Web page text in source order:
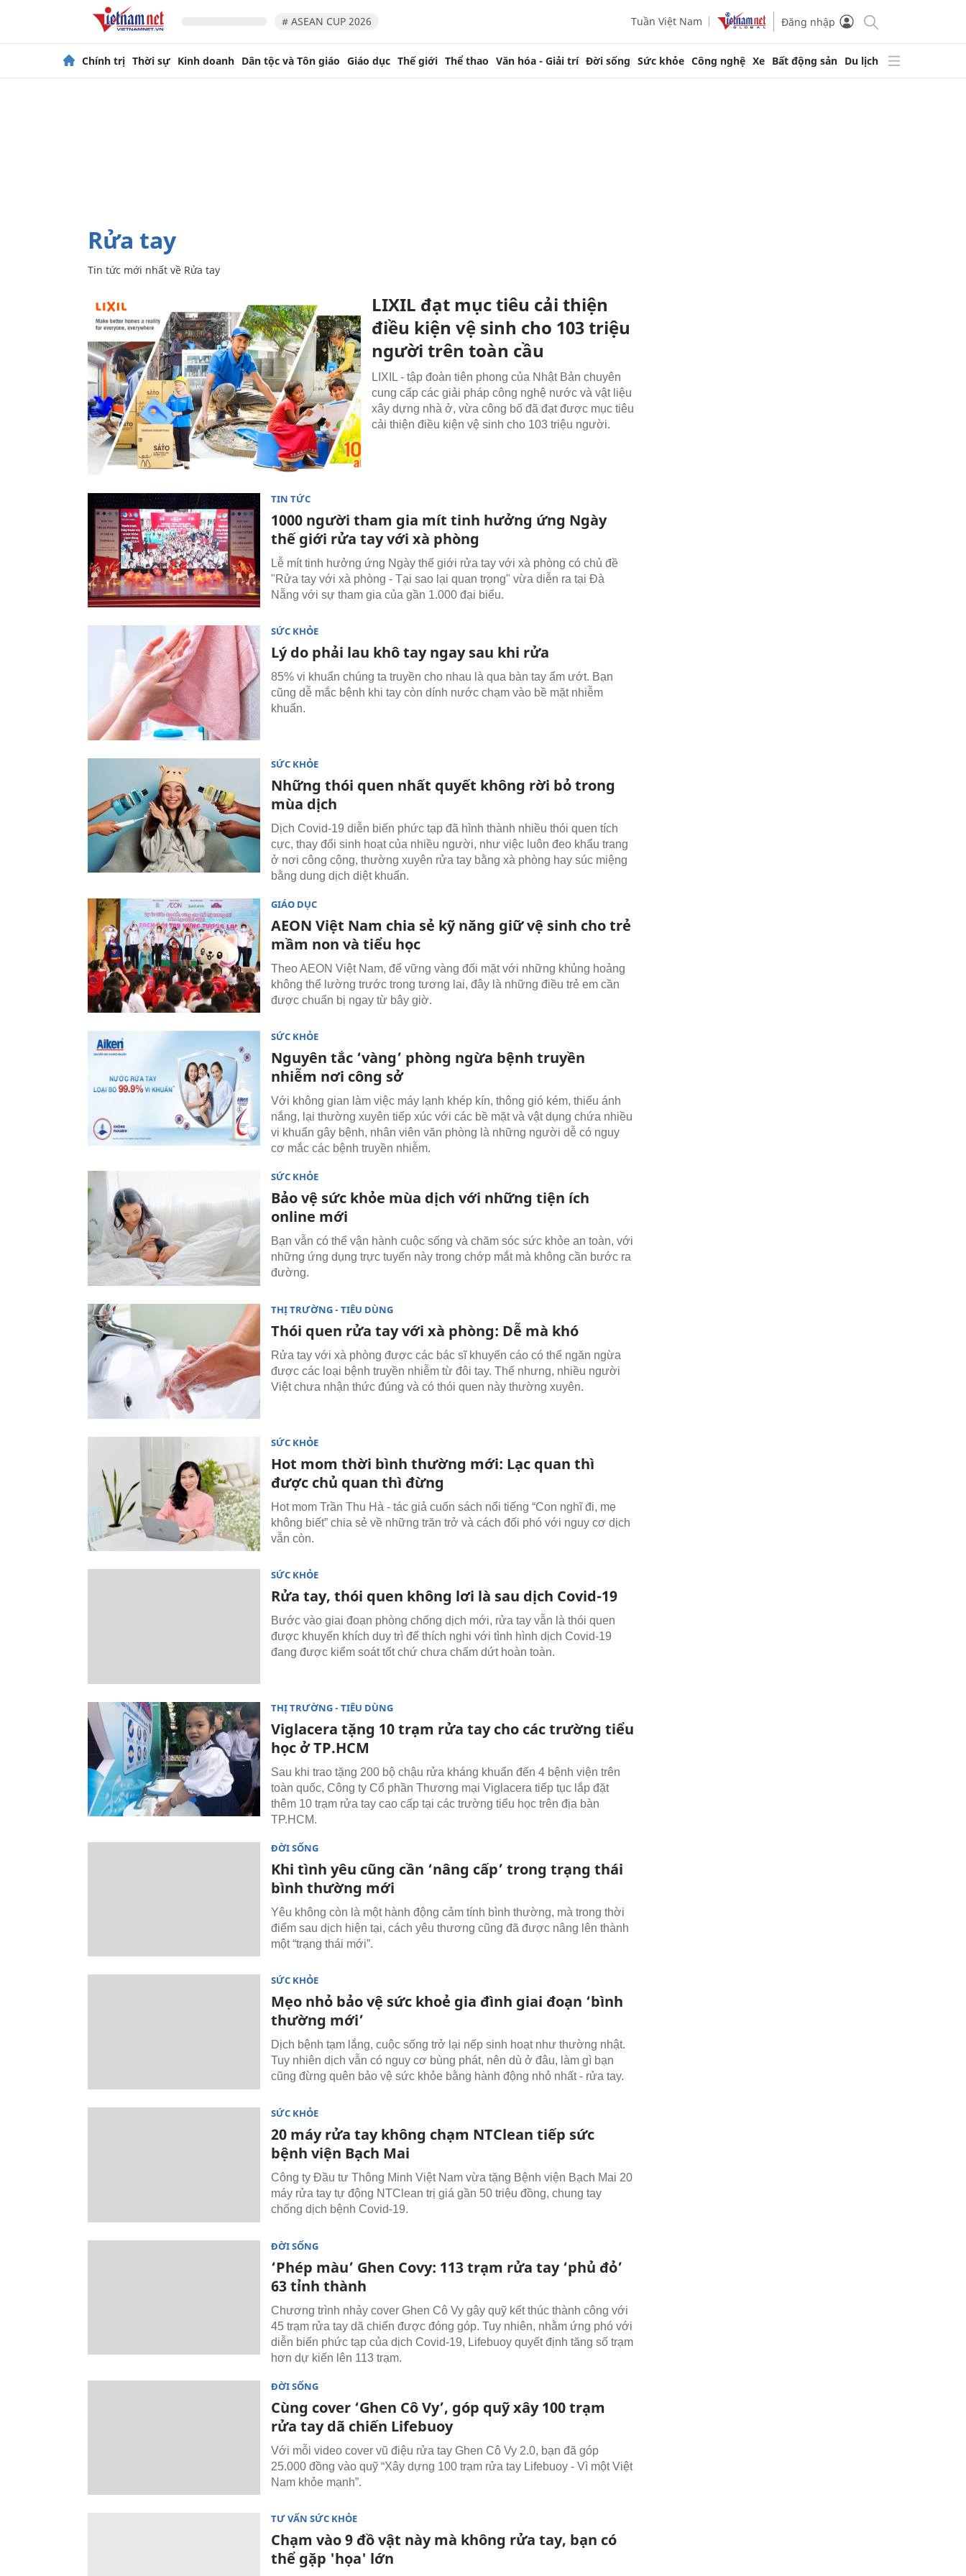
# ASEAN CUP 2026 Tuần Việt Nam Đăng nhập
Chính trị Thời sự Kinh doanh Dân tộc và Tôn giáo Giáo dục Thế giới Thể thao Văn hóa - Giải trí Đời sống Sức khỏe Công nghệ Xe Bất động sản Du lịch
Rửa tay
Tin tức mới nhất về Rửa tay
LIXIL đạt mục tiêu cải thiện
điều kiện vệ sinh cho 103 triệu
người trên toàn cầu
LIXIL - tập đoàn tiên phong của Nhật Bản chuyên
cung cấp các giải pháp công nghệ nước và vật liệu
xây dựng nhà ở, vừa công bố đã đạt được mục tiêu
cải thiện điều kiện vệ sinh cho 103 triệu người.
TIN TỨC
1000 người tham gia mít tinh hưởng ứng Ngày
thế giới rửa tay với xà phòng
Lễ mít tinh hưởng ứng Ngày thế giới rửa tay với xà phòng có chủ đề
"Rửa tay với xà phòng - Tại sao lại quan trọng" vừa diễn ra tại Đà
Nẵng với sự tham gia của gần 1.000 đại biểu.
SỨC KHỎE
Lý do phải lau khô tay ngay sau khi rửa
85% vi khuẩn chúng ta truyền cho nhau là qua bàn tay ẩm ướt. Bạn
cũng dễ mắc bệnh khi tay còn dính nước chạm vào bề mặt nhiễm
khuẩn.
SỨC KHỎE
Những thói quen nhất quyết không rời bỏ trong
mùa dịch
Dịch Covid-19 diễn biến phức tạp đã hình thành nhiều thói quen tích
cực, thay đổi sinh hoạt của nhiều người, như việc luôn đeo khẩu trang
ở nơi công cộng, thường xuyên rửa tay bằng xà phòng hay súc miệng
bằng dung dịch diệt khuẩn.
GIÁO DỤC
AEON Việt Nam chia sẻ kỹ năng giữ vệ sinh cho trẻ
mầm non và tiểu học
Theo AEON Việt Nam, để vững vàng đối mặt với những khủng hoảng
không thể lường trước trong tương lai, đây là những điều trẻ em cần
được chuẩn bị ngay từ bây giờ.
SỨC KHỎE
Nguyên tắc ‘vàng’ phòng ngừa bệnh truyền
nhiễm nơi công sở
Với không gian làm việc máy lạnh khép kín, thông gió kém, thiếu ánh
nắng, lại thường xuyên tiếp xúc với các bề mặt và vật dụng chứa nhiều
vi khuẩn gây bệnh, nhân viên văn phòng là những người dễ có nguy
cơ mắc các bệnh truyền nhiễm.
SỨC KHỎE
Bảo vệ sức khỏe mùa dịch với những tiện ích
online mới
Bạn vẫn có thể vận hành cuộc sống và chăm sóc sức khỏe an toàn, với
những ứng dụng trực tuyến này trong chớp mắt mà không cần bước ra
đường.
THỊ TRƯỜNG - TIÊU DÙNG
Thói quen rửa tay với xà phòng: Dễ mà khó
Rửa tay với xà phòng được các bác sĩ khuyến cáo có thể ngăn ngừa
được các loại bệnh truyền nhiễm từ đôi tay. Thế nhưng, nhiều người
Việt chưa nhận thức đúng và có thói quen này thường xuyên.
SỨC KHỎE
Hot mom thời bình thường mới: Lạc quan thì
được chủ quan thì đừng
Hot mom Trần Thu Hà - tác giả cuốn sách nổi tiếng “Con nghĩ đi, mẹ
không biết” chia sẻ về những trăn trở và cách đối phó với nguy cơ dịch
vẫn còn.
SỨC KHỎE
Rửa tay, thói quen không lơi là sau dịch Covid-19
Bước vào giai đoạn phòng chống dịch mới, rửa tay vẫn là thói quen
được khuyến khích duy trì để thích nghi với tình hình dịch Covid-19
đang được kiểm soát tốt chứ chưa chấm dứt hoàn toàn.
THỊ TRƯỜNG - TIÊU DÙNG
Viglacera tặng 10 trạm rửa tay cho các trường tiểu
học ở TP.HCM
Sau khi trao tặng 200 bộ chậu rửa kháng khuẩn đến 4 bệnh viện trên
toàn quốc, Công ty Cổ phần Thương mại Viglacera tiếp tục lắp đặt
thêm 10 trạm rửa tay cao cấp tại các trường tiểu học trên địa bàn
TP.HCM.
ĐỜI SỐNG
Khi tình yêu cũng cần ‘nâng cấp’ trong trạng thái
bình thường mới
Yêu không còn là một hành động cảm tính bình thường, mà trong thời
điểm sau dịch hiện tại, cách yêu thương cũng đã được nâng lên thành
một “trạng thái mới”.
SỨC KHỎE
Mẹo nhỏ bảo vệ sức khoẻ gia đình giai đoạn ‘bình
thường mới’
Dịch bệnh tạm lắng, cuộc sống trở lại nếp sinh hoạt như thường nhật.
Tuy nhiên dịch vẫn có nguy cơ bùng phát, nên dù ở đâu, làm gì bạn
cũng đừng quên bảo vệ sức khỏe bằng hành động nhỏ nhất - rửa tay.
SỨC KHỎE
20 máy rửa tay không chạm NTClean tiếp sức
bệnh viện Bạch Mai
Công ty Đầu tư Thông Minh Việt Nam vừa tặng Bệnh viện Bạch Mai 20
máy rửa tay tự động NTClean trị giá gần 50 triệu đồng, chung tay
chống dịch bệnh Covid-19.
ĐỜI SỐNG
‘Phép màu’ Ghen Covy: 113 trạm rửa tay ‘phủ đỏ’
63 tỉnh thành
Chương trình nhảy cover Ghen Cô Vy gây quỹ kết thúc thành công với
45 trạm rửa tay dã chiến được đóng góp. Tuy nhiên, nhằm ứng phó với
diễn biến phức tạp của dịch Covid-19, Lifebuoy quyết định tăng số trạm
hơn dự kiến lên 113 trạm.
ĐỜI SỐNG
Cùng cover ‘Ghen Cô Vy’, góp quỹ xây 100 trạm
rửa tay dã chiến Lifebuoy
Với mỗi video cover vũ điệu rửa tay Ghen Cô Vy 2.0, bạn đã góp
25.000 đồng vào quỹ “Xây dựng 100 trạm rửa tay Lifebuoy - Vì một Việt
Nam khỏe mạnh”.
TƯ VẤN SỨC KHỎE
Chạm vào 9 đồ vật này mà không rửa tay, bạn có
thể gặp 'họa' lớn